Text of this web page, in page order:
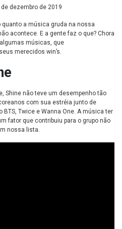
de dezembro de 2019
quanto a música gruda na nossa
acontece. E a gente faz o que? Chora
músicas, que
merecidos win’s.
Shine não teve um desempenho tão
com sua estréia junto de
Twice e Wanna One. A música ter
fator que contribuiu para o grupo não
nossa lista.